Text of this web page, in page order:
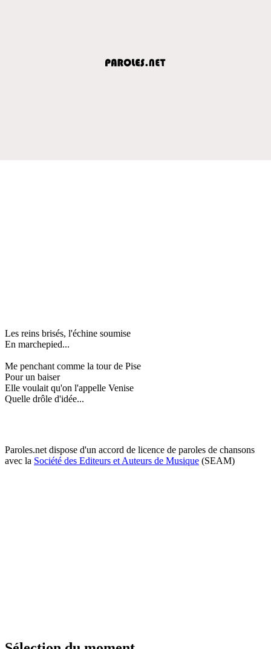
Les reins brisés, l'échine soumise
En marchepied...
Me penchant comme la tour de Pise
Pour un baiser
Elle voulait qu'on l'appelle Venise
Quelle drôle d'idée...
Paroles.net dispose d'un accord de licence de paroles de chansons
avec la Société des Editeurs et Auteurs de Musique (SEAM)